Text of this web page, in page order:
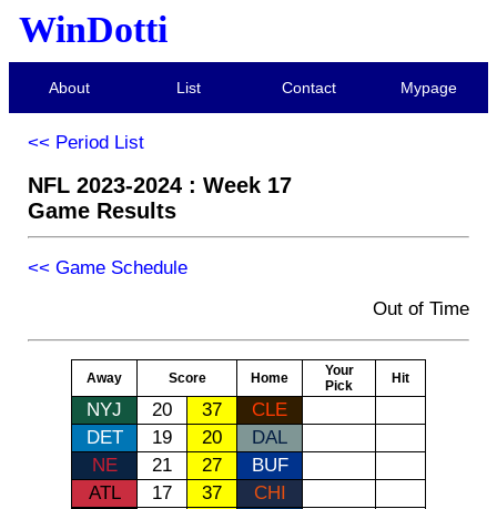
WinDotti
About List Contact Mypage
<< Period List
NFL 2023-2024 : Week 17
Game Results
<< Game Schedule
Out of Time
Away Score Home
Your
Pick
Hit
NYJ 20 37
CLE
DET
19 20
DAL
NE
21 27
BUF
ATL
17 37
CHI